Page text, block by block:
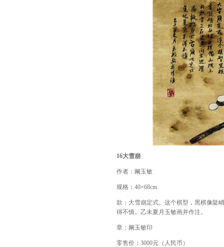
16大雪崩
作者：阚玉敏
规格： 40×68cm
款：大雪崩定式。这个棋型，黑棋像陡
得不慎。乙未夏月玉敏画并作注。
章：阚玉敏印
零售价： 3000元（人民币）